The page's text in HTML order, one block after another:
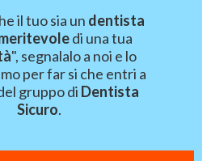
il tuo sia un dentista
di una tua
", segnalalo a noi e lo
per far si che entri a
gruppo di Dentista
Sicuro.